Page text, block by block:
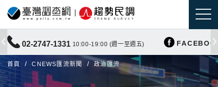
02-2747-1331 10:00-19:00 (週一至週五)
首頁 CNEWS匯流新聞 政治匯流